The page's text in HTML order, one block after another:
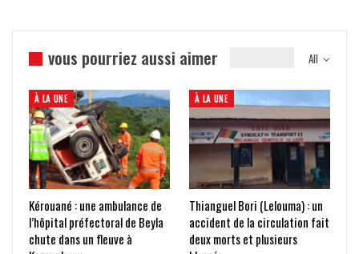
All
vous pourriez aussi aimer
À LA UNE
Kérouané : une ambulance de
l’hôpital préfectoral de Beyla
chute dans un fleuve à
À LA UNE
Thianguel Bori (Lelouma) : un
accident de la circulation fait
deux morts et plusieurs